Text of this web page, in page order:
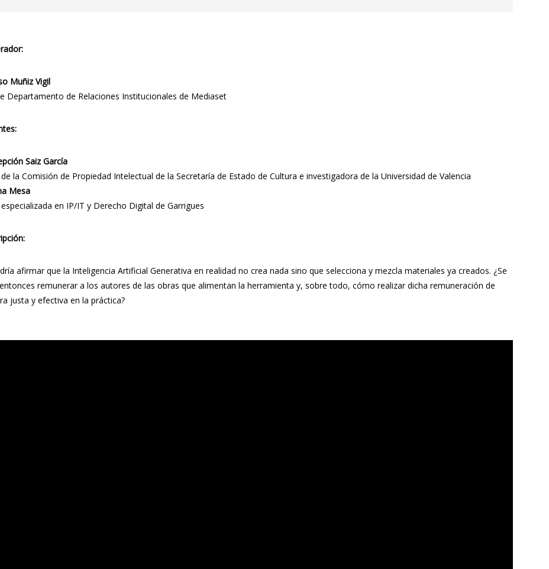
Muñiz Vigil
Departamento de Relaciones Institucionales de Mediaset
Saiz García
la Comisión de Propiedad Intelectual de la Secretaría de Estado de Cultura e investigadora de la Universidad de Valencia
Mesa
en IP/IT y Derecho Digital de Garrigues
afirmar que la Inteligencia Artificial Generativa en realidad no crea nada sino que selecciona y mezcla materiales ya creados. ¿Se
remunerar a los autores de las obras que alimentan la herramienta y, sobre todo, cómo realizar dicha remuneración de
justa y efectiva en la práctica?